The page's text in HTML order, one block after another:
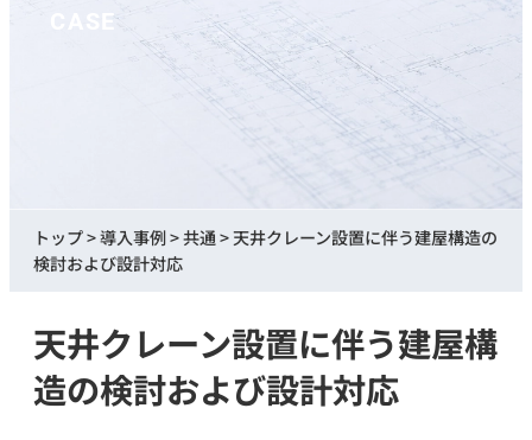
CASE
トップ>導入事例>共通>天井クレーン設置に伴う建屋構造の
検討および設計対応
天井クレーン設置に伴う建屋構
造の検討および設計対応